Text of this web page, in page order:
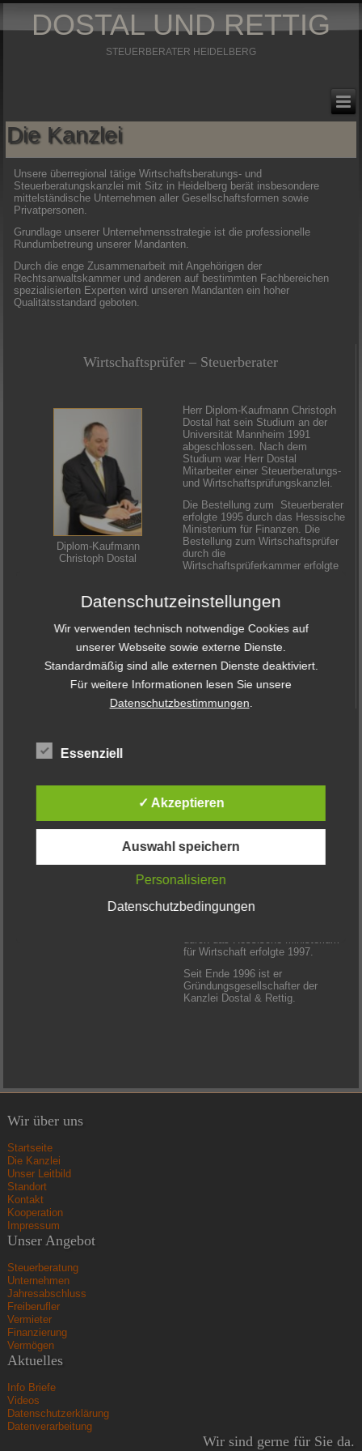
DOSTAL UND RETTIG
STEUERBERATER HEIDELBERG
Die Kanzlei
Unsere überregional tätige Wirtschaftsberatungs- und
Steuerberatungskanzlei mit Sitz in Heidelberg berät insbesondere
mittelständische Unternehmen aller Gesellschaftsformen sowie
Privatpersonen.
Grundlage unserer Unternehmensstrategie ist die professionelle
Rundumbetreung unserer Mandanten.
Durch die enge Zusammenarbeit mit Angehörigen der
Rechtsanwaltskammer und anderen auf bestimmten Fachbereichen
spezialisierten Experten wird unseren Mandanten ein hoher
Qualitätsstandard geboten.
Wirtschaftsprüfer – Steuerberater
Diplom-Kaufmann
Christoph Dostal
Herr Diplom-Kaufmann Christoph
Dostal hat sein Studium an der
Universität Mannheim 1991
abgeschlossen. Nach dem
Studium war Herr Dostal
Mitarbeiter einer Steuerberatungs-
und Wirtschaftsprüfungskanzlei.
Die Bestellung zum Steuerberater
erfolgte 1995 durch das Hessische
Ministerium für Finanzen. Die
Bestellung zum Wirtschaftsprüfer
durch die
Wirtschaftsprüferkammer erfolgte
Seit Ende 1996 ist er
Gründungsgesellschafter der
Kanzlei Dostal & Rettig
Diplom-Kaufmann
Herr Diplom-Kaufmann Christian
Rettig hat sein Studium an der
Universität Mannheim
abgeschlossen. Nach dem
Studium war Herr Rettig
Mitarbeiter einer
Wirtschaftsprüfungs-gesellschaft.
Die Bestellung zum Steuerberater
Württembergische Ministerium für
Finanzen erfolgte 1994. Die
durch das Hessische Ministerium
für Wirtschaft erfolgte 1997.
Seit Ende 1996 ist er
Gründungsgesellschafter der
Kanzlei Dostal & Rettig.
Wir über uns
Startseite
Die Kanzlei
Unser Leitbild
Standort
Kontakt
Kooperation
Impressum
Unser Angebot
Steuerberatung
Unternehmen
Jahresabschluss
Freiberufler
Vermieter
Finanzierung
Vermögen
Aktuelles
Info Briefe
Videos
Datenschutzerklärung
Datenverarbeitung
Wir sind gerne für Sie da.
Datenschutzeinstellungen
Wir verwenden technisch notwendige Cookies auf
unserer Webseite sowie externe Dienste.
Standardmäßig sind alle externen Dienste deaktiviert.
Für weitere Informationen lesen Sie unsere
Datenschutzbestimmungen
Essenziell
✓ Akzeptieren
Auswahl speichern
Personalisieren
Datenschutzbedingungen